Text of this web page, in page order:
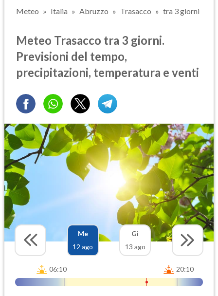
Meteo Italia Abruzzo Trasacco tra 3 giorni
Meteo Trasacco tra 3 giorni.
Previsioni del tempo,
precipitazioni, temperatura e venti
Me
12 ago
Gi
13 ago
06:10 20:10